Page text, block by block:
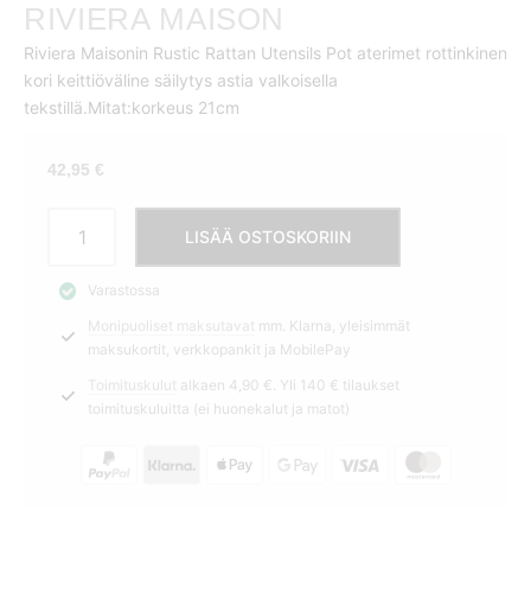
RIVIERA MAISON
Riviera Maisonin Rustic Rattan Utensils Pot aterimet rottinkinen
kori keittiöväline säilytys astia valkoisella
tekstillä.Mitat:korkeus 21cm
42,95 €
Riviera
Maison
määrä
LISÄÄ OSTOSKORIIN
Varastossa
Monipuoliset maksutavat
mm. Klarna, yleisimmät
maksukortit, verkkopankit ja MobilePay
Toimituskulut alkaen 4,90 €. Yli 140 € tilaukset
toimituskuluitta (ei huonekalut ja matot)